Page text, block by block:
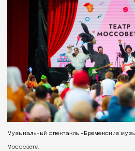
Музыкальный спектакль «Бременские
Моссовета